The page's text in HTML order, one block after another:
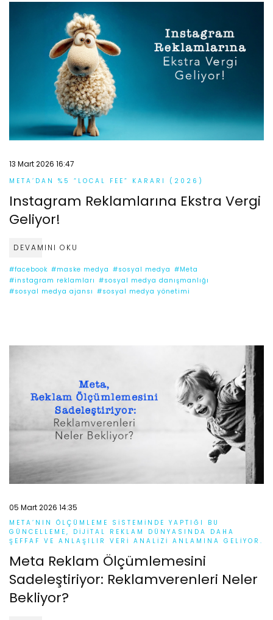
13 Mart 2026 16:47
META’DAN %5 “LOCAL FEE” KARARI (2026)
Instagram Reklamlarına Ekstra Vergi
Geliyor!
DEVAMINI OKU
#facebook #maske medya #sosyal medya #Meta
#instagram reklamları #sosyal medya danışmanlığı
#sosyal medya ajansı #sosyal medya yönetimi
05 Mart 2026 14:35
META’NIN ÖLÇÜMLEME SISTEMINDE YAPTIĞI BU
GÜNCELLEME, DIJITAL REKLAM DÜNYASINDA DAHA
ŞEFFAF VE ANLAŞILIR VERI ANALIZI ANLAMINA GELIYOR.
Meta Reklam Ölçümlemesini
Sadeleştiriyor: Reklamverenleri Neler
Bekliyor?